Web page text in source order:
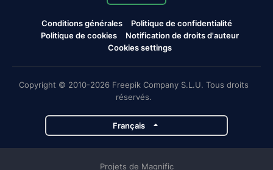
Conditions générales
Politique de confidentialité
Politique de cookies
Notification de droits d'auteur
Cookies settings
Copyright © 2010-2026 Freepik Company S.L.U. Tous droits
réservés.
Français
Projets de Magnific